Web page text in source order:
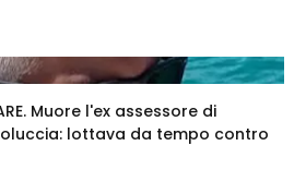
Muore l'ex assessore di
lottava da tempo contro